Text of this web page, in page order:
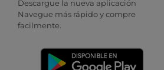
Descargue la nueva aplicación
Navegue más rápido y compre
facilmente.